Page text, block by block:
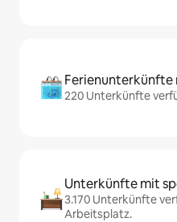
Ferienunterkünfte
220 Unterkünfte
Unterkünfte mit
3.170 Unterkünfte
Arbeitsplatz.